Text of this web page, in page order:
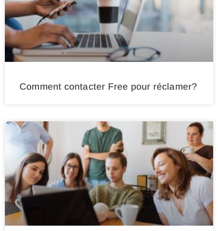
Comment contacter Free pour réclamer?